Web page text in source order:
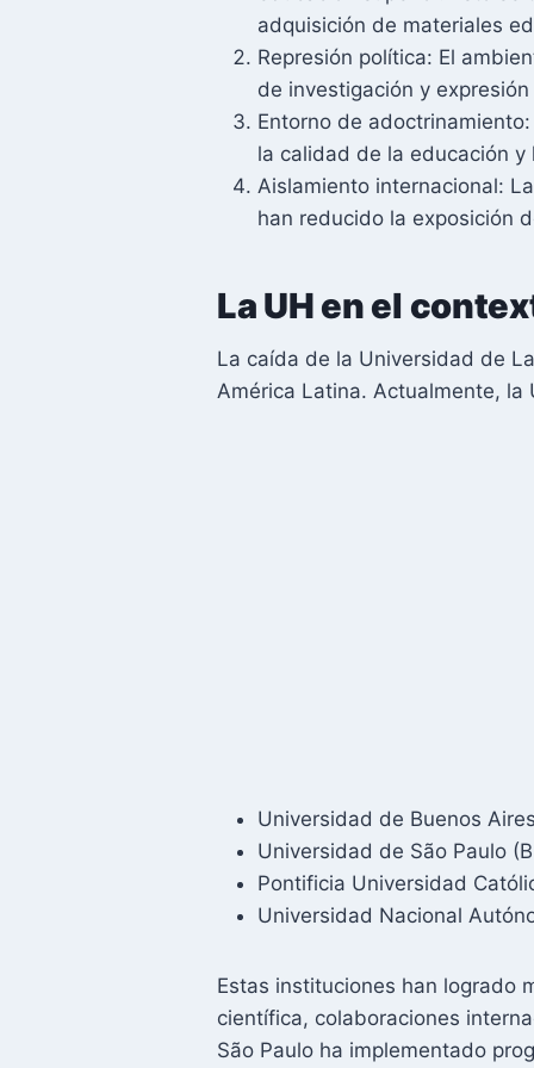
adquisición de materiales
Represión política: El
de investigación y
Entorno de
la calidad de la educación
Aislamiento internacional:
han reducido la exposición
La UH en el
La caída de la Universidad de
América Latina. Actualmente,
Universidad de Buenos
Universidad de São Paulo
Pontificia Universidad
Universidad Nacional
Estas instituciones han logrado
científica, colaboraciones
São Paulo ha implementado